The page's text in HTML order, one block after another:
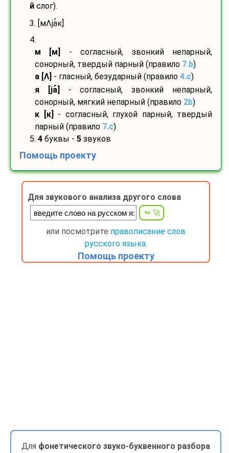
й слог).
3. [мΛјак]
4.
м [м]
- согласный, звонкий непарный,
сонорный, твердый парный (правило 7.b)
а [Λ] - гласный, безударный (правило 4.c)
я [ја]
- согласный, звонкий непарный,
сонорный, мягкий непарный (правило 2b)
к [к]
- согласный, глухой парный, твердый
парный (правило 7.c)
5. 4 буквы - 5 звуков
Помощь проекту
Для звукового анализа другого слова
или посмотрите правописание слов
русского языка.
Помощь проекту
Для фонетического звуко-буквенного разбора